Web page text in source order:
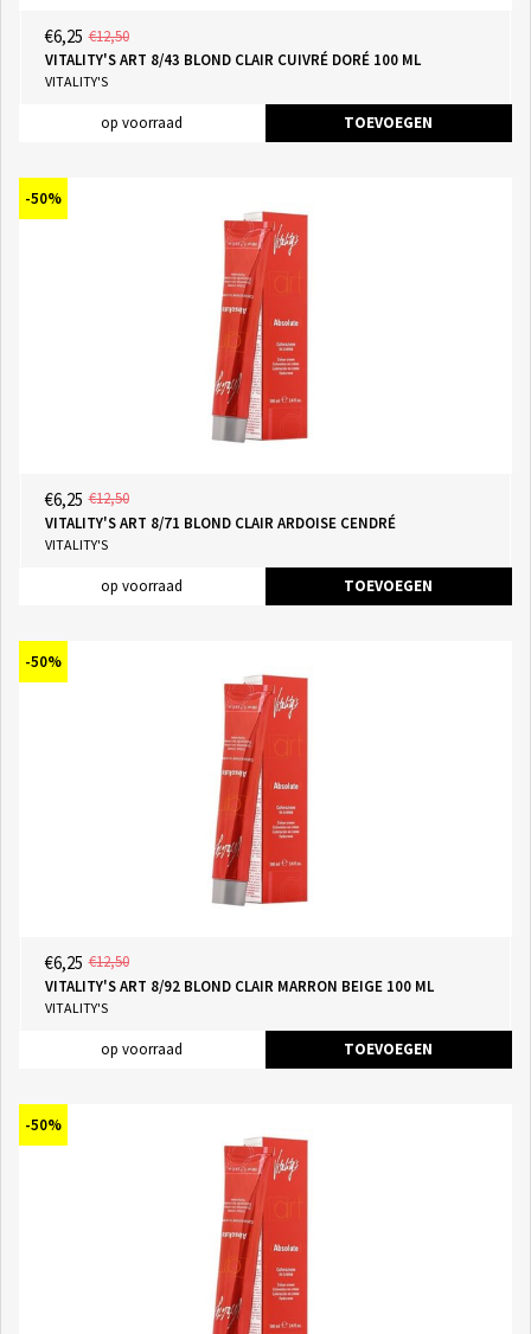
€6,25 €12,50
VITALITY'S ART 8/43 BLOND CLAIR CUIVRÉ DORÉ 100 ML
VITALITY'S
op voorraad TOEVOEGEN
-50%
€6,25 €12,50
VITALITY'S ART 8/71 BLOND CLAIR ARDOISE CENDRÉ
VITALITY'S
op voorraad TOEVOEGEN
-50%
€6,25 €12,50
VITALITY'S ART 8/92 BLOND CLAIR MARRON BEIGE 100 ML
VITALITY'S
op voorraad TOEVOEGEN
-50%